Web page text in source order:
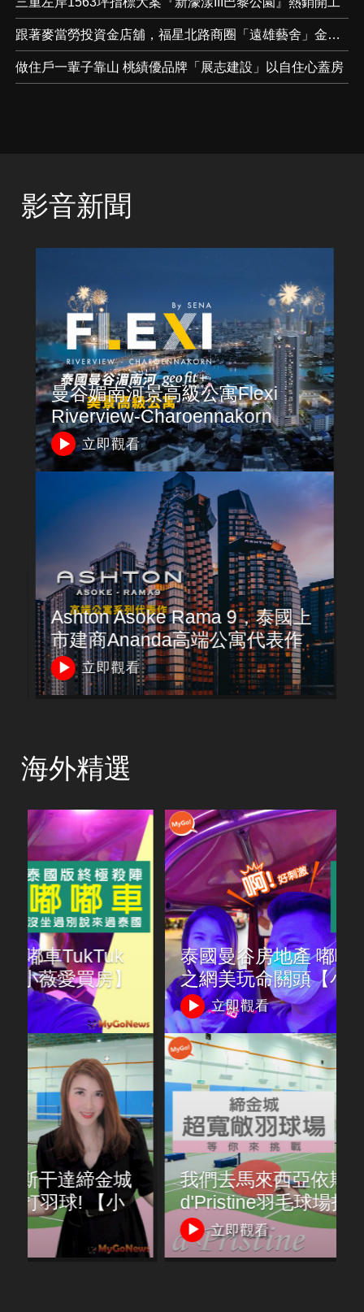
跟著麥當勞投資金店舖，福星北路商圈「遠雄藝舍」金店炙手可熱
做住戶一輩子靠山 桃績優品牌「展志建設」以自住心蓋房
影音新聞
曼谷媚南河景高級公寓Flexi
Riverview-Charoennakorn
立即觀看
Ashton Asoke Rama 9，泰國上
市建商Ananda高端公寓代表作
立即觀看
海外精選
泰國曼谷房地產 嘟嘟車TukTuk
之網美玩命關頭【小薇愛買房】
立即觀看
我們去馬來西亞依斯干達締金城
d'Pristine羽毛球場打羽球! 【小
薇愛買房】